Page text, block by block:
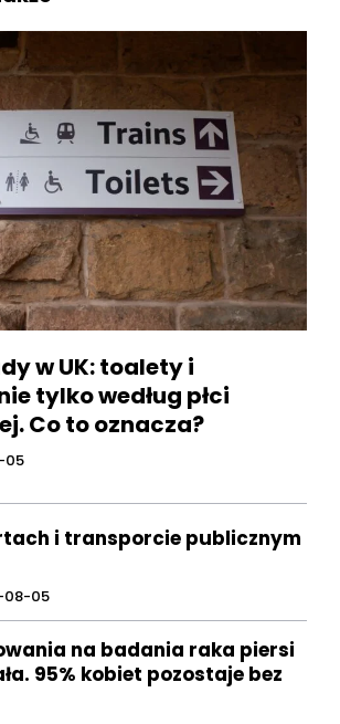
w UK: toalety i
tylko według płci
Co to oznacza?
05
i transporcie publicznym
08-05
na badania raka piersi
95% kobiet pozostaje bez